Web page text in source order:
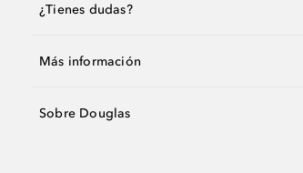
¿Tienes dudas?
Más información
Sobre Douglas